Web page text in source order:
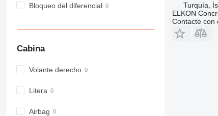
Bloqueo del diferencial
Cabina
Volante derecho
Litera
Airbag
Turquía,
ELKON
Contacte con